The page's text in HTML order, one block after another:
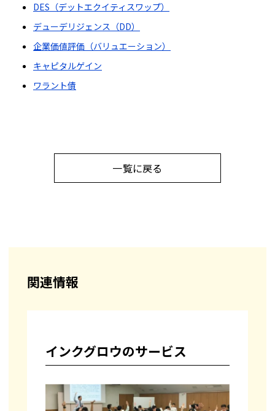
DES（デットエクイティスワップ）
デューデリジェンス（DD）
企業価値評価（バリュエーション）
キャピタルゲイン
ワラント債
一覧に戻る
関連情報
インクグロウのサービス